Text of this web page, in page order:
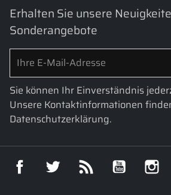
Erhalten Sie unsere
Sonderangebote
Sie können Ihr Einverständnis
Unsere Kontaktinformationen
Datenschutzerklärung.
Facebook Twitter RSS YouTube